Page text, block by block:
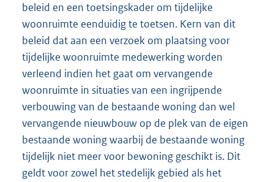
beleid en een toetsingskader om tijdelijke
woonruimte eenduidig te toetsen. Kern van dit
beleid dat aan een verzoek om plaatsing voor
tijdelijke woonruimte medewerking worden
verleend indien het gaat om vervangende
woonruimte in situaties van een ingrijpende
verbouwing van de bestaande woning dan wel
vervangende nieuwbouw op de plek van de eigen
bestaande woning waarbij de bestaande woning
tijdelijk niet meer voor bewoning geschikt is. Dit
geldt voor zowel het stedelijk gebied als het